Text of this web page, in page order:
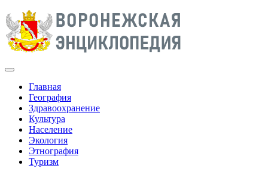
Главная
География
Здравоохранение
Культура
Население
Экология
Этнография
Туризм